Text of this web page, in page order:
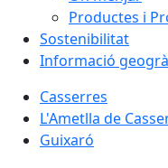
Productes i
Sostenibilitat
Informació
Casserres
L'Ametlla de
Guixaró